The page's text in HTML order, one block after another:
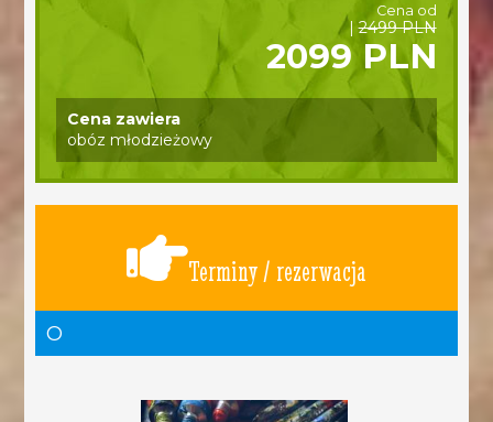
Cena od
|2499 PLN
2099 PLN
Cena zawiera
obóz młodzieżowy
Terminy / rezerwacja
O